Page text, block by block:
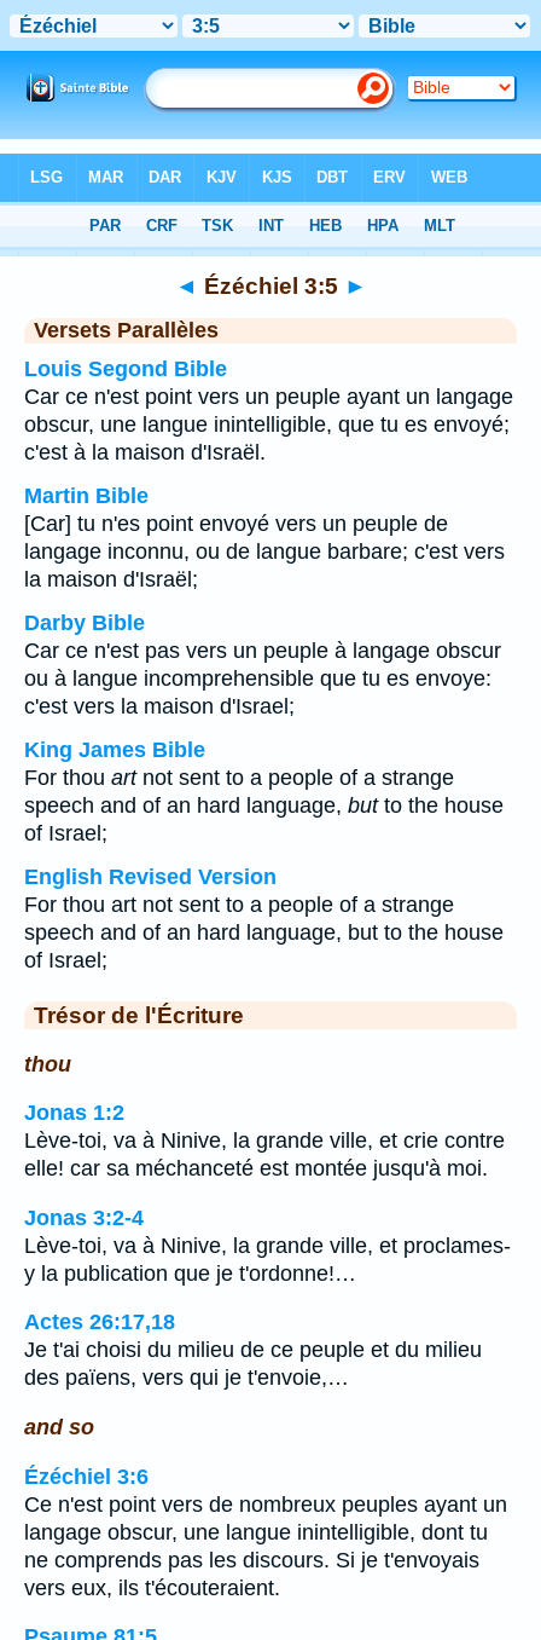
Chapitre 3 > Verset 5
◄ Ézéchiel 3:5 ►
Versets Parallèles
Louis Segond Bible
Car ce n'est point vers un peuple ayant un langage
obscur, une langue inintelligible, que tu es envoyé;
c'est à la maison d'Israël.
Martin Bible
[Car] tu n'es point envoyé vers un peuple de
langage inconnu, ou de langue barbare; c'est vers
la maison d'Israël;
Darby Bible
Car ce n'est pas vers un peuple à langage obscur
ou à langue incomprehensible que tu es envoye:
c'est vers la maison d'Israel;
King James Bible
For thou artnot sent to a people of a strange
speech and of an hard language, butto the house
of Israel;
English Revised Version
For thou art not sent to a people of a strange
speech and of an hard language, but to the house
of Israel;
Trésor de l'Écriture
thou
Jonas 1:2
Lève-toi, va à Ninive, la grande ville, et crie contre
elle! car sa méchanceté est montée jusqu'à moi.
Jonas 3:2-4
Lève-toi, va à Ninive, la grande ville, et proclames-
y la publication que je t'ordonne!…
Actes 26:17,18
Je t'ai choisi du milieu de ce peuple et du milieu
des païens, vers qui je t'envoie,…
and so
Ézéchiel 3:6
Ce n'est point vers de nombreux peuples ayant un
langage obscur, une langue inintelligible, dont tu
ne comprends pas les discours. Si je t'envoyais
vers eux, ils t'écouteraient.